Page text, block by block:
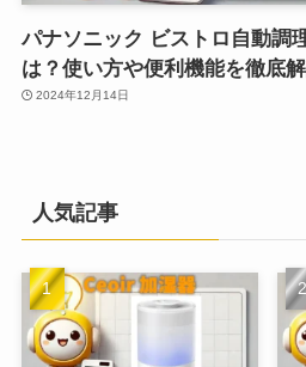
パナソニック ビストロ自動調
は？使い方や便利機能を徹底解
2024年12月14日
人気記事